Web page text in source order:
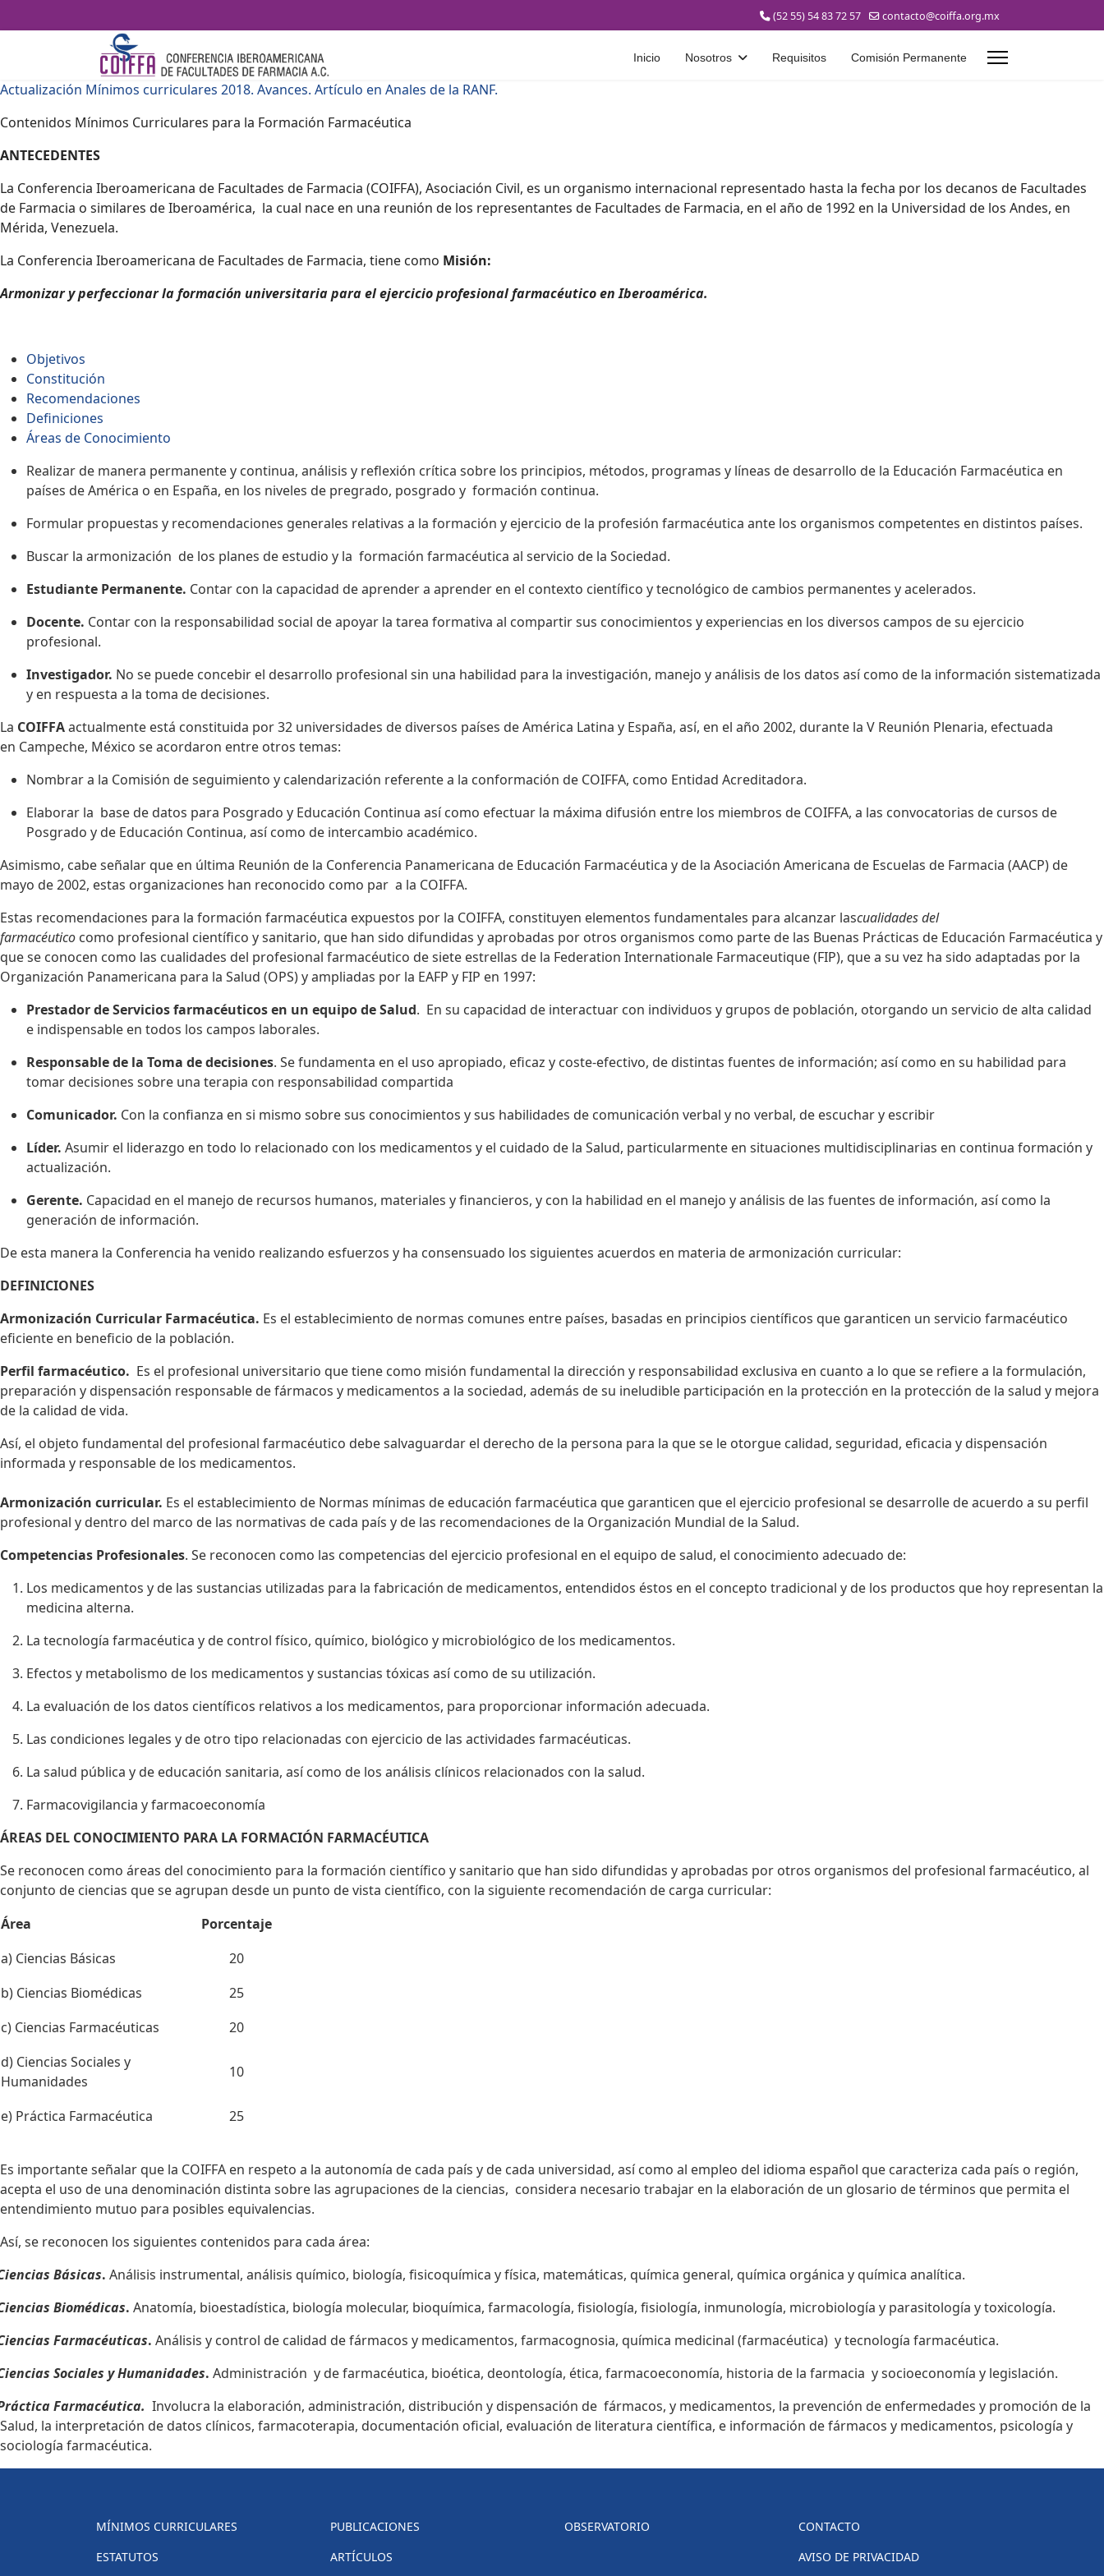
(52 55) 54 83 72 57 contacto@coiffa.org.mx
Inicio Nosotros Requisitos Comisión Permanente
Actualización Mínimos curriculares 2018. Avances. Artículo en Anales de la RANF.
Contenidos Mínimos Curriculares para la Formación Farmacéutica
ANTECEDENTES
La Conferencia Iberoamericana de Facultades de Farmacia (COIFFA), Asociación Civil, es un organismo internacional representado hasta la fecha por los decanos de Facultades
de Farmacia o similares de Iberoamérica, la cual nace en una reunión de los representantes de Facultades de Farmacia, en el año de 1992 en la Universidad de los Andes, en
Mérida, Venezuela.
La Conferencia Iberoamericana de Facultades de Farmacia, tiene como Misión:
Armonizar y perfeccionar la formación universitaria para el ejercicio profesional farmacéutico en Iberoamérica.
Objetivos
Constitución
Recomendaciones
Definiciones
Áreas de Conocimiento
Realizar de manera permanente y continua, análisis y reflexión crítica sobre los principios, métodos, programas y líneas de desarrollo de la Educación Farmacéutica en
países de América o en España, en los niveles de pregrado, posgrado y formación continua.
Formular propuestas y recomendaciones generales relativas a la formación y ejercicio de la profesión farmacéutica ante los organismos competentes en distintos países.
Buscar la armonización de los planes de estudio y la formación farmacéutica al servicio de la Sociedad.
Estudiante Permanente. Contar con la capacidad de aprender a aprender en el contexto científico y tecnológico de cambios permanentes y acelerados.
Docente. Contar con la responsabilidad social de apoyar la tarea formativa al compartir sus conocimientos y experiencias en los diversos campos de su ejercicio
profesional.
Investigador. No se puede concebir el desarrollo profesional sin una habilidad para la investigación, manejo y análisis de los datos así como de la información sistematizada
y en respuesta a la toma de decisiones.
La COIFFAactualmente está constituida por 32 universidades de diversos países de América Latina y España, así, en el año 2002, durante la V Reunión Plenaria, efectuada
en Campeche, México se acordaron entre otros temas:
Nombrar a la Comisión de seguimiento y calendarización referente a la conformación de COIFFA, como Entidad Acreditadora.
Elaborar la base de datos para Posgrado y Educación Continua así como efectuar la máxima difusión entre los miembros de COIFFA, a las convocatorias de cursos de
Posgrado y de Educación Continua, así como de intercambio académico.
Asimismo, cabe señalar que en última Reunión de la Conferencia Panamericana de Educación Farmacéutica y de la Asociación Americana de Escuelas de Farmacia (AACP) de
mayo de 2002, estas organizaciones han reconocido como par a la COIFFA.
Estas recomendaciones para la formación farmacéutica expuestos por la COIFFA, constituyen elementos fundamentales para alcanzar lascualidades del
farmacéutico como profesional científico y sanitario, que han sido difundidas y aprobadas por otros organismos como parte de las Buenas Prácticas de Educación Farmacéutica y
que se conocen como las cualidades del profesional farmacéutico de siete estrellas de la Federation Internationale Farmaceutique (FIP), que a su vez ha sido adaptadas por la
Organización Panamericana para la Salud (OPS) y ampliadas por la EAFP y FIP en 1997:
Prestador de Servicios farmacéuticos en un equipo de Salud. En su capacidad de interactuar con individuos y grupos de población, otorgando un servicio de alta calidad
e indispensable en todos los campos laborales.
Responsable de la Toma de decisiones. Se fundamenta en el uso apropiado, eficaz y coste-efectivo, de distintas fuentes de información; así como en su habilidad para
tomar decisiones sobre una terapia con responsabilidad compartida
Comunicador. Con la confianza en si mismo sobre sus conocimientos y sus habilidades de comunicación verbal y no verbal, de escuchar y escribir
Líder. Asumir el liderazgo en todo lo relacionado con los medicamentos y el cuidado de la Salud, particularmente en situaciones multidisciplinarias en continua formación y
actualización.
Gerente. Capacidad en el manejo de recursos humanos, materiales y financieros, y con la habilidad en el manejo y análisis de las fuentes de información, así como la
generación de información.
De esta manera la Conferencia ha venido realizando esfuerzos y ha consensuado los siguientes acuerdos en materia de armonización curricular:
DEFINICIONES
Armonización Curricular Farmacéutica. Es el establecimiento de normas comunes entre países, basadas en principios científicos que garanticen un servicio farmacéutico
eficiente en beneficio de la población.
Perfil farmacéutico. Es el profesional universitario que tiene como misión fundamental la dirección y responsabilidad exclusiva en cuanto a lo que se refiere a la formulación,
preparación y dispensación responsable de fármacos y medicamentos a la sociedad, además de su ineludible participación en la protección en la protección de la salud y mejora
de la calidad de vida.
Así, el objeto fundamental del profesional farmacéutico debe salvaguardar el derecho de la persona para la que se le otorgue calidad, seguridad, eficacia y dispensación
informada y responsable de los medicamentos.
Armonización curricular. Es el establecimiento de Normas mínimas de educación farmacéutica que garanticen que el ejercicio profesional se desarrolle de acuerdo a su perfil
profesional y dentro del marco de las normativas de cada país y de las recomendaciones de la Organización Mundial de la Salud.
Competencias Profesionales. Se reconocen como las competencias del ejercicio profesional en el equipo de salud, el conocimiento adecuado de:
Los medicamentos y de las sustancias utilizadas para la fabricación de medicamentos, entendidos éstos en el concepto tradicional y de los productos que hoy representan la
medicina alterna.
La tecnología farmacéutica y de control físico, químico, biológico y microbiológico de los medicamentos.
Efectos y metabolismo de los medicamentos y sustancias tóxicas así como de su utilización.
La evaluación de los datos científicos relativos a los medicamentos, para proporcionar información adecuada.
Las condiciones legales y de otro tipo relacionadas con ejercicio de las actividades farmacéuticas.
La salud pública y de educación sanitaria, así como de los análisis clínicos relacionados con la salud.
Farmacovigilancia y farmacoeconomía
ÁREAS DEL CONOCIMIENTO PARA LA FORMACIÓN FARMACÉUTICA
Se reconocen como áreas del conocimiento para la formación científico y sanitario que han sido difundidas y aprobadas por otros organismos del profesional farmacéutico, al
conjunto de ciencias que se agrupan desde un punto de vista científico, con la siguiente recomendación de carga curricular:
Área
Porcentaje
a) Ciencias Básicas
20
b) Ciencias Biomédicas
25
c) Ciencias Farmacéuticas
20
d) Ciencias Sociales y
Humanidades
10
e) Práctica Farmacéutica 25
Es importante señalar que la COIFFA en respeto a la autonomía de cada país y de cada universidad, así como al empleo del idioma español que caracteriza cada país o región,
acepta el uso de una denominación distinta sobre las agrupaciones de la ciencias, considera necesario trabajar en la elaboración de un glosario de términos que permita el
entendimiento mutuo para posibles equivalencias.
Así, se reconocen los siguientes contenidos para cada área:
Básicas. Análisis instrumental, análisis químico, biología, fisicoquímica y física, matemáticas, química general, química orgánica y química analítica.
Biomédicas. Anatomía, bioestadística, biología molecular, bioquímica, farmacología, fisiología, fisiología, inmunología, microbiología y parasitología y toxicología.
Farmacéuticas. Análisis y control de calidad de fármacos y medicamentos, farmacognosia, química medicinal (farmacéutica) y tecnología farmacéutica.
Sociales y Humanidades. Administración y de farmacéutica, bioética, deontología, ética, farmacoeconomía, historia de la farmacia y socioeconomía y legislación.
Farmacéutica. Involucra la elaboración, administración, distribución y dispensación de fármacos, y medicamentos, la prevención de enfermedades y promoción de la
Salud, la interpretación de datos clínicos, farmacoterapia, documentación oficial, evaluación de literatura científica, e información de fármacos y medicamentos, psicología y
sociología farmacéutica.
MÍNIMOS CURRICULARES
ESTATUTOS
PUBLICACIONES
ARTÍCULOS
OBSERVATORIO
CONTACTO
AVISO DE PRIVACIDAD